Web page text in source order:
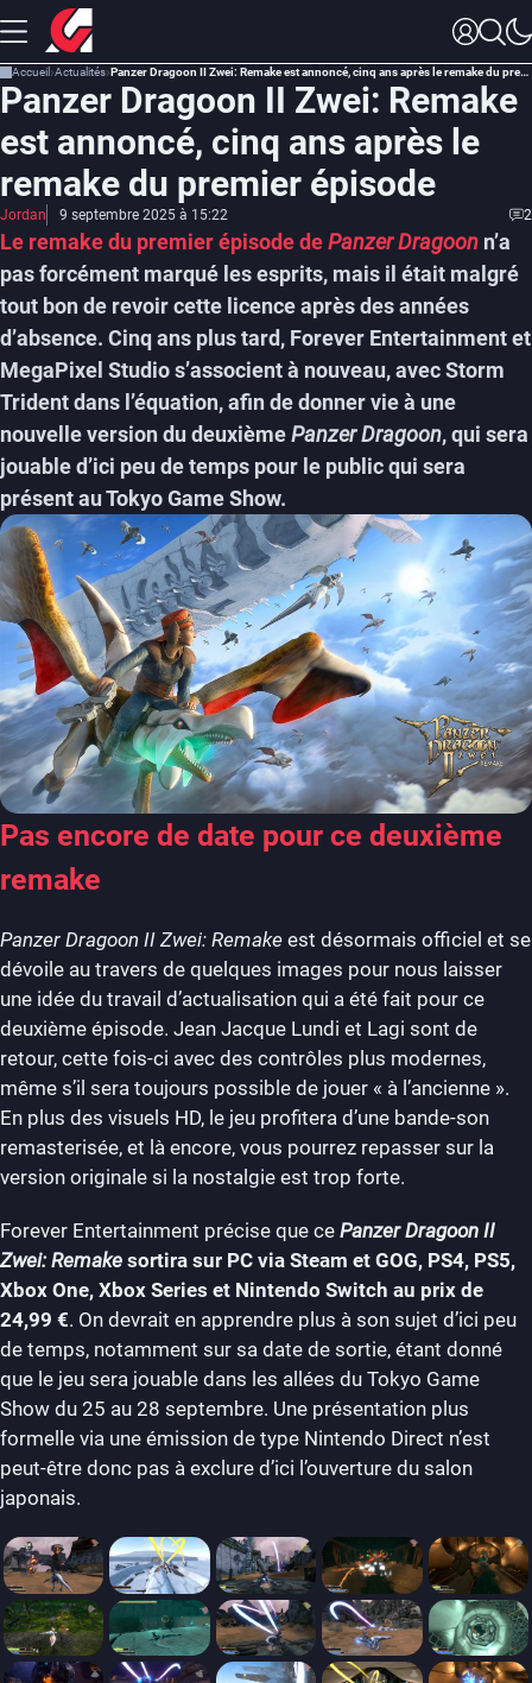
Accueil Actualités Panzer Dragoon II Zwei: Remake est annoncé, cinq ans après le remake du premier épisode
Panzer Dragoon II Zwei: Remake
est annoncé, cinq ans après le
remake du premier épisode
Jordan 9 septembre 2025 à 15:22 2
Le remake du premier épisode dePanzer Dragoon n’a
pas forcément marqué les esprits, mais il était malgré
tout bon de revoir cette licence après des années
d’absence. Cinq ans plus tard, Forever Entertainment et
MegaPixel Studio s’associent à nouveau, avec Storm
Trident dans l’équation, afin de donner vie à une
nouvelle version du deuxièmePanzer Dragoon, qui sera
jouable d’ici peu de temps pour le public qui sera
présent au Tokyo Game Show.
Pas encore de date pour ce deuxième
remake
Panzer Dragoon II Zwei: Remake est désormais officiel et se
dévoile au travers de quelques images pour nous laisser
une idée du travail d’actualisation qui a été fait pour ce
deuxième épisode. Jean Jacque Lundi et Lagi sont de
retour, cette fois-ci avec des contrôles plus modernes,
même s’il sera toujours possible de jouer « à l’ancienne ».
En plus des visuels HD, le jeu profitera d’une bande-son
remasterisée, et là encore, vous pourrez repasser sur la
version originale si la nostalgie est trop forte.
Forever Entertainment précise que ce Panzer Dragoon II
Zwei: Remake sortira sur PC via Steam et GOG, PS4, PS5,
Xbox One, Xbox Series et Nintendo Switch au prix de
24,99 €. On devrait en apprendre plus à son sujet d’ici peu
de temps, notamment sur sa date de sortie, étant donné
que le jeu sera jouable dans les allées du Tokyo Game
Show du 25 au 28 septembre. Une présentation plus
formelle via une émission de type Nintendo Direct n’est
peut-être donc pas à exclure d’ici l’ouverture du salon
japonais.